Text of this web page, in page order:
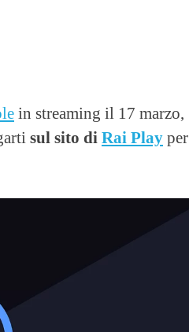
in streaming il 17 marzo,
sul sito di Rai Play per